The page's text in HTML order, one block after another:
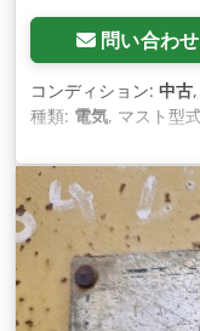
問い合わ
コンディション: 中古
種類: 電気, マスト型
黒,